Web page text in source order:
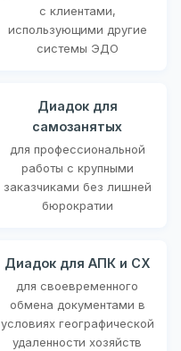
с клиентами,
использующими другие
системы ЭДО
Диадок для
самозанятых
для профессиональной
работы с крупными
заказчиками без лишней
бюрократии
Диадок для АПК и СХ
для своевременного
обмена документами в
условиях географической
удаленности хозяйств